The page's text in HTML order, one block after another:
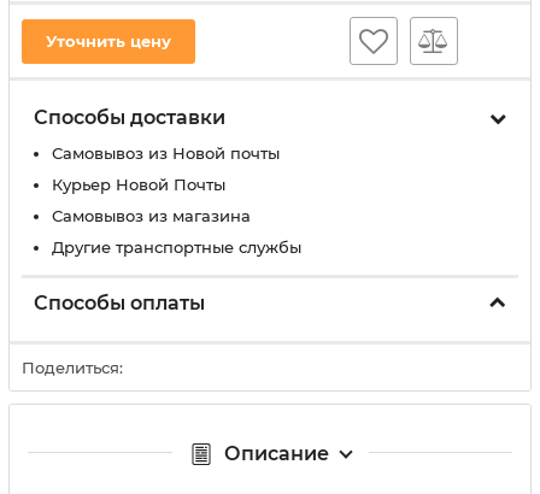
Уточнить цену
Способы доставки
Самовывоз из Новой почты
Курьер Новой Почты
Самовывоз из магазина
Другие транспортные службы
Способы оплаты
Поделиться:
Описание